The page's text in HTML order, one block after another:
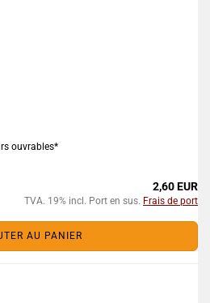
ouvrables*
2,60 EUR
TVA. 19% incl. Port en sus. Frais de port
AU PANIER